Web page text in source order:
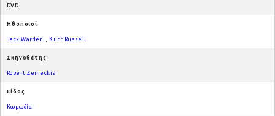
DVD
Ηθοποιοί
Jack Warden Kurt Russell
Σκηνοθέτης
Robert Zemeckis
Είδος
Κωμωδία